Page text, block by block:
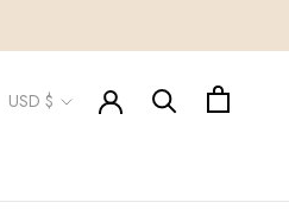
Valuta
USD $